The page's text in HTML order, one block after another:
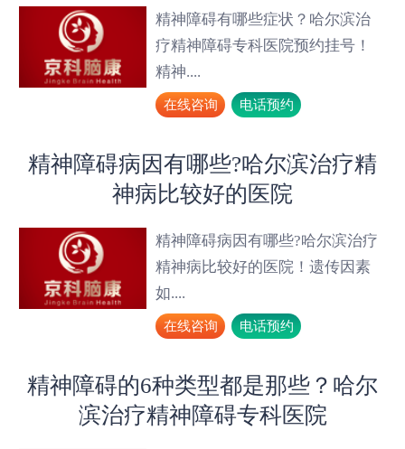
精神障碍有哪些症状？哈尔滨治
疗精神障碍专科医院预约挂号！
精神....
在线咨询 电话预约
精神障碍病因有哪些?哈尔滨治疗精
神病比较好的医院
精神障碍病因有哪些?哈尔滨治疗
精神病比较好的医院！遗传因素
如....
在线咨询 电话预约
精神障碍的6种类型都是那些？哈尔
滨治疗精神障碍专科医院